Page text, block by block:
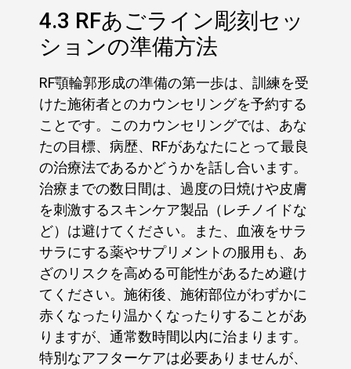
4.3 RFあごライン彫刻セッ
ションの準備方法
RF顎輪郭形成の準備の第一歩は、訓練を受
けた施術者とのカウンセリングを予約する
ことです。このカウンセリングでは、あな
たの目標、病歴、RFがあなたにとって最良
の治療法であるかどうかを話し合います。
治療までの数日間は、過度の日焼けや皮膚
を刺激するスキンケア製品（レチノイドな
ど）は避けてください。また、血液をサラ
サラにする薬やサプリメントの服用も、あ
ざのリスクを高める可能性があるため避け
てください。施術後、施術部位がわずかに
赤くなったり温かくなったりすることがあ
りますが、通常数時間以内に治まります。
特別なアフターケアは必要ありませんが、